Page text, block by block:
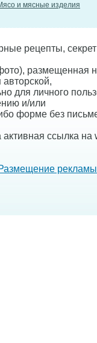
и мясные изделия
рецепты,
размещенная
для личного
и/или
форме без
ссылка на
рекламы